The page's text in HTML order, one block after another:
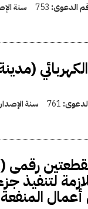
الدعوى: 753 سنة
761 سنة
(5.8) فدان تقريبا